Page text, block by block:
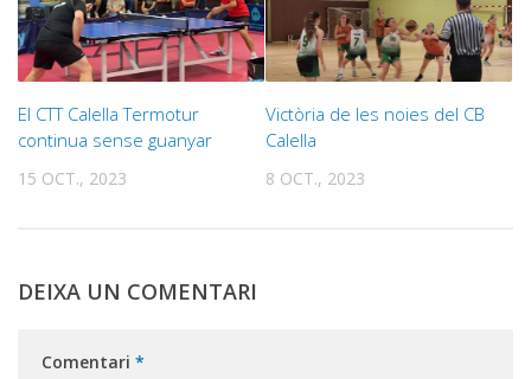
El CTT Calella Termotur
continua sense guanyar
15 OCT., 2023
Victòria de les noies del CB
Calella
8 OCT., 2023
DEIXA UN COMENTARI
Comentari *